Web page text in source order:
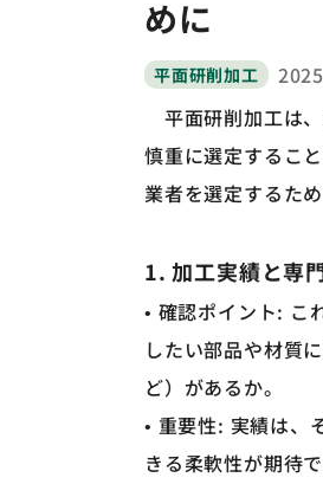
めに
平面研削加工
平面研削加工は
慎重に選定するこ
業者を選定するた
1. 加工実績と専
• 確認ポイント: こ
したい部品や材質
ど）があるか。
• 重要性: 実績は、
きる柔軟性が期待で